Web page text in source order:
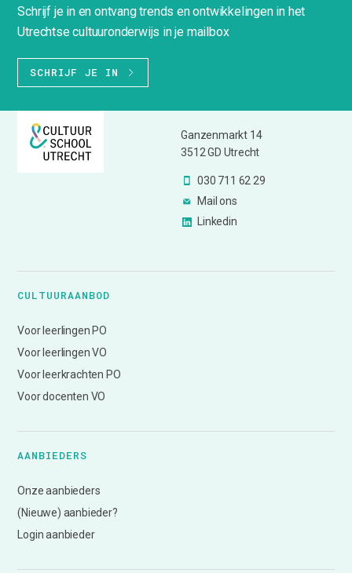
Schrijf je in en ontvang trends en ontwikkelingen in het
Utrechtse cultuuronderwijs in je mailbox
SCHRIJF JE IN
Ganzenmarkt 14
3512 GD Utrecht
030 711 62 29
Mail ons
Linkedin
CULTUURAANBOD
Voor leerlingen PO
Voor leerlingen VO
Voor leerkrachten PO
Voor docenten VO
AANBIEDERS
Onze aanbieders
(Nieuwe) aanbieder?
Login aanbieder